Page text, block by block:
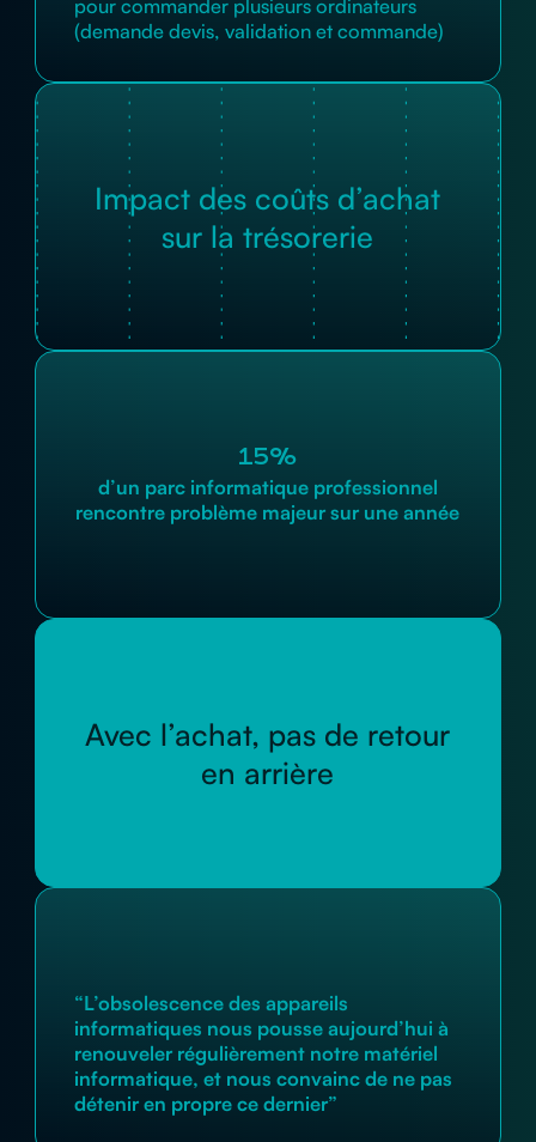
pour commander plusieurs ordinateurs
(demande devis, validation et commande)
Impact des coûts d’achat
sur la trésorerie
15%
d’un parc informatique professionnel
rencontre problème majeur sur une année
Avec l’achat, pas de retour
en arrière
“L’obsolescence des appareils
informatiques nous pousse aujourd’hui à
renouveler régulièrement notre matériel
informatique, et nous convainc de ne pas
détenir en propre ce dernier”